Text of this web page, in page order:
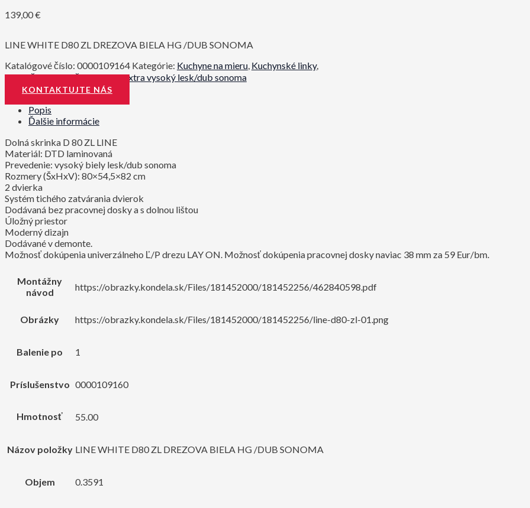
139,00€
LINE WHITE D80 ZL DREZOVA BIELA HG /DUB SONOMA
Katalógové číslo: 0000109164 Kategórie: Kuchyne na mieru, Kuchynské linky,
Kuchyňa a Jedáleň,Line biela extra vysoký lesk/dub sonoma
KONTAKTUJTE NÁS
Popis
Ďalšie informácie
Dolná skrinka D 80 ZL LINE
Materiál: DTD laminovaná
Prevedenie: vysoký biely lesk/dub sonoma
Rozmery (ŠxHxV): 80×54,5×82 cm
2 dvierka
Systém tichého zatvárania dvierok
Dodávaná bez pracovnej dosky a s dolnou lištou
Úložný priestor
Moderný dizajn
Dodávané v demonte.
Možnosť dokúpenia univerzálneho Ľ/P drezu LAY ON. Možnosť dokúpenia pracovnej dosky naviac 38 mm za 59 Eur/bm.
Montážny
návod
https://obrazky.kondela.sk/Files/181452000/181452256/462840598.pdf
Obrázky https://obrazky.kondela.sk/Files/181452000/181452256/line-d80-zl-01.png
Balenie po 1
Príslušenstvo 0000109160
Hmotnosť 55.00
Názov položky LINE WHITE D80 ZL DREZOVA BIELA HG /DUB SONOMA
Objem 0.3591